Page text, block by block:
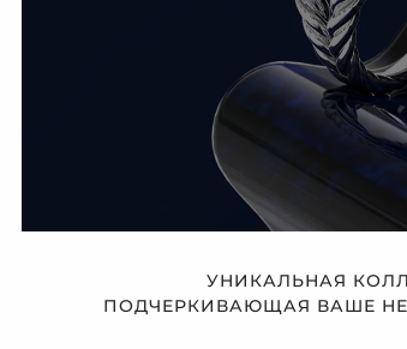
УНИКАЛЬНАЯ
ПОДЧЕРКИВАЮЩАЯ ВАШЕ